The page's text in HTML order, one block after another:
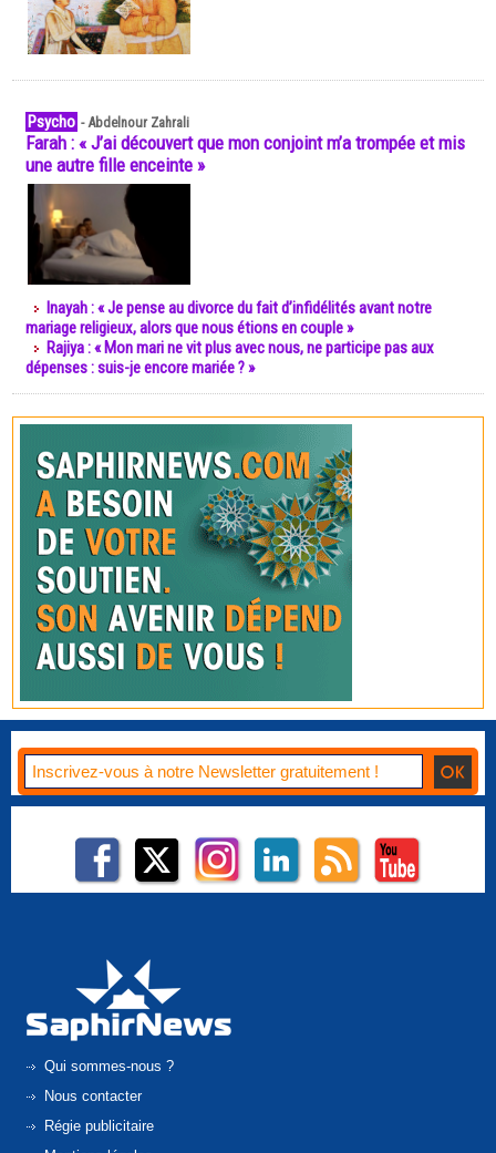
Psycho -Abdelnour Zahrali
Farah : « J’ai découvert que mon conjoint m’a trompée et mis
une autre fille enceinte »
Inayah : « Je pense au divorce du fait d’infidélités avant notre
mariage religieux, alors que nous étions en couple »
Rajiya : « Mon mari ne vit plus avec nous, ne participe pas aux
dépenses : suis-je encore mariée ? »
Qui sommes-nous ?
Nous contacter
Régie publicitaire